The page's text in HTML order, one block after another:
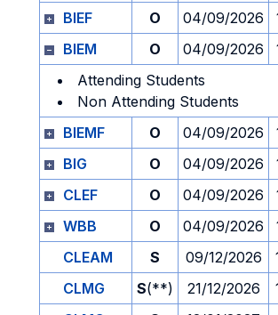
BIEF O 04/09/2026
BIEM
O 04/09/2026
Attending Students
Non Attending Students
BIEMF
O 04/09/2026
BIG
O 04/09/2026
CLEF
O 04/09/2026
WBB
O 04/09/2026
CLEAM
S 09/12/2026
CLMG
S(**) 21/12/2026